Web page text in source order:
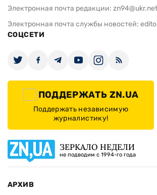
Электронная почта редакции: zn94@ukr.net
Электронная почта службы новостей:
СОЦСЕТИ
ПОДДЕРЖАТЬ ZN.UA
Поддержать независимую
журналистику!
ЗЕРКАЛО НЕДЕЛИ
не подводим с 1994-го года
АРХИВ